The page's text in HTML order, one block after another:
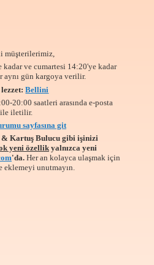
müşterilerimiz,
ve cumartesi 14:20'ye kadar
aynı gün kargoya verilir.
lezzet:Bellini
20:00 saatleri arasında e-posta
ile iletilir.
sayfasına git
& Kartuş Bulucu gibi işinizi
yeni özellikyalnızca yeni
'da. Her an kolayca ulaşmak için
eklemeyi unutmayın.